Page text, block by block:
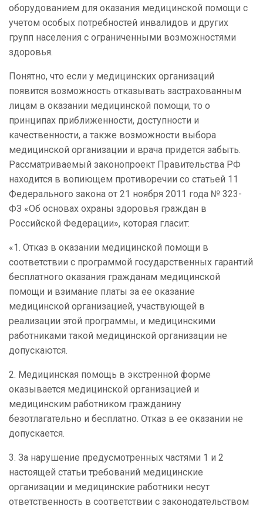
оборудованием для оказания медицинской помощи с
учетом особых потребностей инвалидов и других
групп населения с ограниченными возможностями
здоровья.
Понятно, что если у медицинских организаций
появится возможность отказывать застрахованным
лицам в оказании медицинской помощи, то о
принципах приближенности, доступности и
качественности, а также возможности выбора
медицинской организации и врача придется забыть.
Рассматриваемый законопроект Правительства РФ
находится в вопиющем противоречии со статьей 11
Федерального закона от 21 ноября 2011 года № 323-
ФЗ «Об основах охраны здоровья граждан в
Российской Федерации», которая гласит:
«1. Отказ в оказании медицинской помощи в
соответствии с программой государственных гарантий
бесплатного оказания гражданам медицинской
помощи и взимание платы за ее оказание
медицинской организацией, участвующей в
реализации этой программы, и медицинскими
работниками такой медицинской организации не
допускаются.
2. Медицинская помощь в экстренной форме
оказывается медицинской организацией и
медицинским работником гражданину
безотлагательно и бесплатно. Отказ в ее оказании не
допускается.
3. За нарушение предусмотренных частями 1 и 2
настоящей статьи требований медицинские
организации и медицинские работники несут
ответственность в соответствии с законодательством